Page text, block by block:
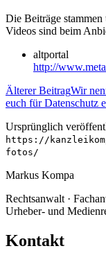
Die Beiträge
Videos sind beim
altportal
http://
Älterer BeitragWir
euch für Datenschutz
Ursprünglich
https://
fotos/
Markus Kompa
Rechtsanwalt ·
Urheber- und
Kontakt